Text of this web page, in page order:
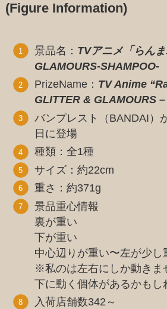
(Figure Information)
景品名： TVアニメ「らん
GLAMOURS-SHAMPOO-
PrizeName： TV Anime
GLITTER & GLAMOURS
バンプレスト（BANDAI）
日に登場
種類：全1種
サイズ：約22cm
重さ：約371g
景品重心情報
裏が重い
下が重い
中心辺りが重い〜左が少し
※私のは左右にしか動きま
下に動く個体があるかもし
入荷店舗数342～